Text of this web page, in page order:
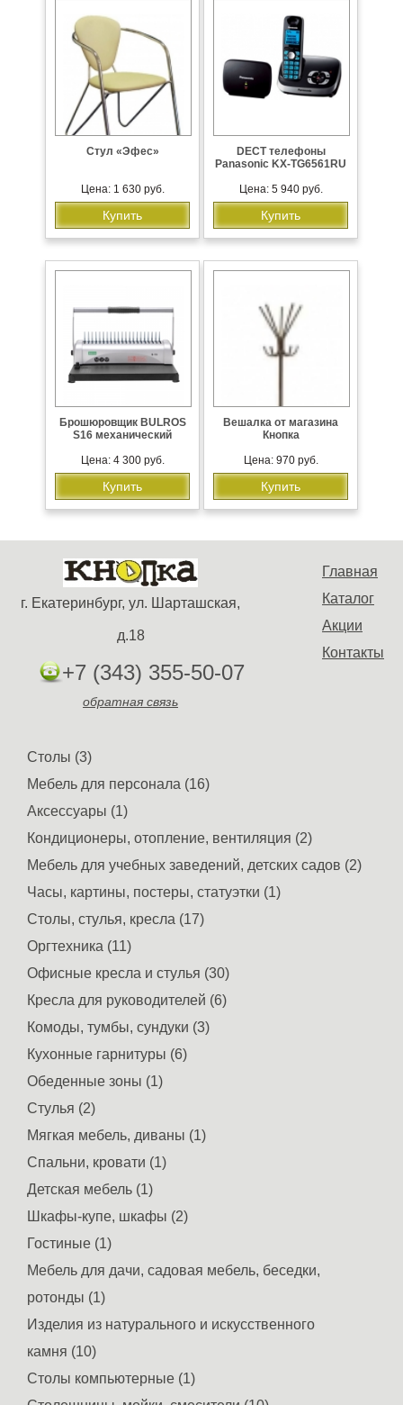
Cтул «Эфес»
Цена: 1 630 руб.
Купить
DECT телефоны
Panasonic KX-TG6561RU
Цена: 5 940 руб.
Купить
Брошюровщик BULROS
S16 механический
Цена: 4 300 руб.
Купить
Вешалка от магазина
Кнопка
Цена: 970 руб.
Купить
Главная
Каталог
Акции
Контакты
г. Екатеринбург, ул. Шарташская,
д.18
+7 (343) 355-50-07
обратная связь
Столы (3)
Мебель для персонала (16)
Аксессуары (1)
Кондиционеры, отопление, вентиляция (2)
Мебель для учебных заведений, детских садов (2)
Часы, картины, постеры, статуэтки (1)
Столы, стулья, кресла (17)
Оргтехника (11)
Офисные кресла и стулья (30)
Кресла для руководителей (6)
Комоды, тумбы, сундуки (3)
Кухонные гарнитуры (6)
Обеденные зоны (1)
Стулья (2)
Мягкая мебель, диваны (1)
Спальни, кровати (1)
Детская мебель (1)
Шкафы-купе, шкафы (2)
Гостиные (1)
Мебель для дачи, садовая мебель, беседки,
ротонды (1)
Изделия из натурального и искусственного
камня (10)
Столы компьютерные (1)